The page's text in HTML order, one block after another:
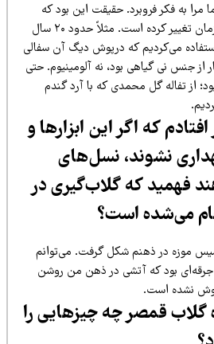
فکر فروبرد. حقیقت این بود که
سیستم گلاب‌گیری در طول زمان تغییر کرده است. مثلاً حدود ۲۰ سال
می‌کردیم که درپوش دیگ آن سفالی
نی گیاهی بود، نه آلومینیوم. حتی
تفاله گل محمدی که با آرد گندم
که اگر این ابزارها و
نشوند، نسل‌های
که گلاب‌گیری در
است؟
در ذهنم شکل گرفت. می‌توانم
بود که آتشی در ذهن من روشن
است.
قمصر چه چیزهایی را